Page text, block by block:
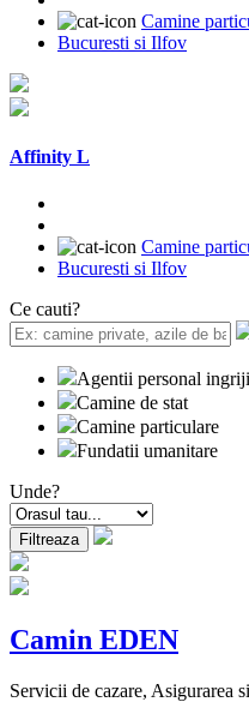
Camine
Bucuresti si Ilfov
Affinity L
Camine
Bucuresti si Ilfov
Ce cauti?
Agentii personal
Camine de stat
Camine particulare
Fundatii umanitare
Unde?
Camin EDEN
Servicii de cazare, Asigurarea